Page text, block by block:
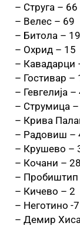
– Струга – 66
– Велес – 69
– Битола – 19
– Охрид – 15
– Кавадарци
– Гостивар –
– Гевгелија –
– Струмица –
– Крива
– Радовиш –
– Крушево –
– Кочани – 28
– Пробиштип
– Кичево – 2
– Неготино -7
– Демир